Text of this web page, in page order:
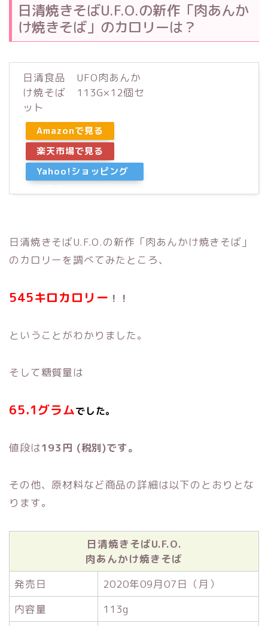
日清焼きそばU.F.O.の新作「肉あんか
け焼きそば」のカロリーは？
日清食品 UFO肉あんか
け焼そば 113G×12個セ
ット
Amazonで見る
楽天市場で見る
Yahoo!ショッピング
日清焼きそばU.F.O.の新作「肉あんかけ焼きそば」
のカロリーを調べてみたところ、
545キロカロリー ！！
ということがわかりました。
そして糖質量は
65.1グラムでした。
値段は193円 (税別)です。
その他、原材料など商品の詳細は以下のとおりとな
ります。
日清焼きそばU.F.O.
肉あんかけ焼きそば
発売日
2020年09月07日（月）
内容量
113g